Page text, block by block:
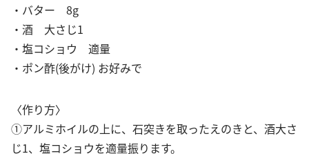
・バター 8g
・酒 大さじ1
・塩コショウ 適量
・ポン酢(後がけ) お好みで
〈作り方〉
①アルミホイルの上に、石突きを取ったえのきと、酒大さ
じ1、塩コショウを適量振ります。